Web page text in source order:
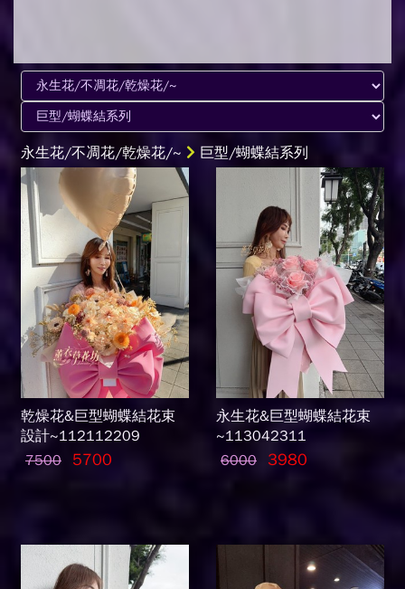
永生花/不凋花/乾燥花/~ 巨型/蝴蝶結系列
乾燥花&巨型蝴蝶結花束
設計~112112209
7500
5700
永生花&巨型蝴蝶結花束
~113042311
6000
3980